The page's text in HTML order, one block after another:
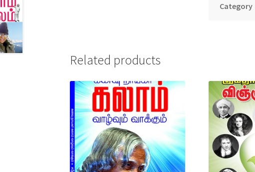
Category
Related products